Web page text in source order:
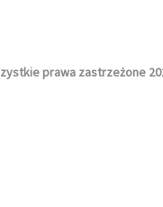
prawa zastrzeżone